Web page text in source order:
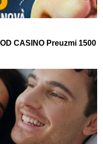
CASINO Preuzmi 1500